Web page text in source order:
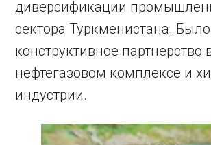
диверсификации
сектора Туркменистана.
конструктивное партнерство
нефтегазовом комплексе и
индустрии.